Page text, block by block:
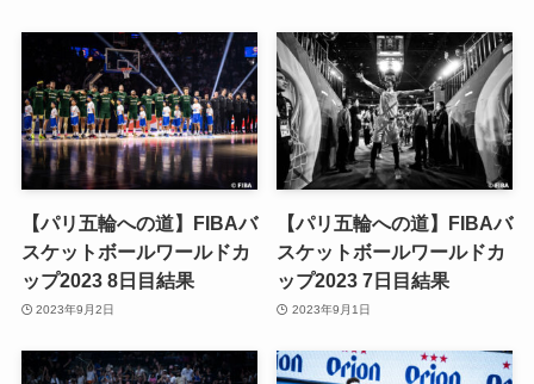
【パリ五輪への道】FIBAバ
スケットボールワールドカ
ップ2023 8日目結果
2023年9月2日
【パリ五輪への道】FIBAバ
スケットボールワールドカ
ップ2023 7日目結果
2023年9月1日